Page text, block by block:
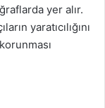
yer alır.
yaratıcılığını